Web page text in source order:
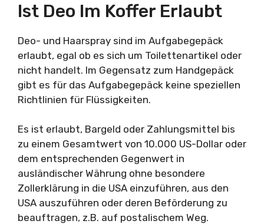
Ist Deo Im Koffer Erlaubt
Deo- und Haarspray sind im Aufgabegepäck
erlaubt, egal ob es sich um Toilettenartikel oder
nicht handelt. Im Gegensatz zum Handgepäck
gibt es für das Aufgabegepäck keine speziellen
Richtlinien für Flüssigkeiten.
Es ist erlaubt, Bargeld oder Zahlungsmittel bis
zu einem Gesamtwert von 10.000 US-Dollar oder
dem entsprechenden Gegenwert in
ausländischer Währung ohne besondere
Zollerklärung in die USA einzuführen, aus den
USA auszuführen oder deren Beförderung zu
beauftragen, z.B. auf postalischem Weg.